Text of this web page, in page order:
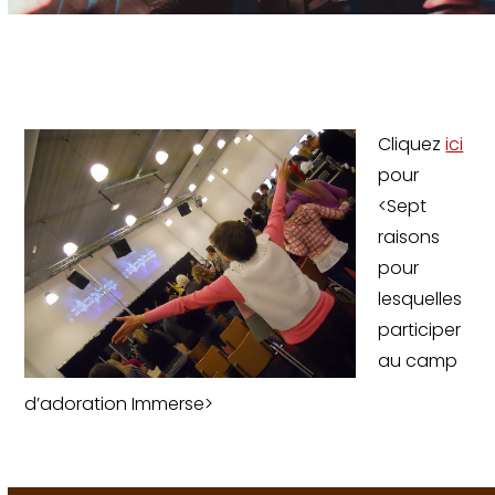
Cliquezici
pour
<Sept
raisons
pour
lesquelles
participer
au camp
d’adoration Immerse>